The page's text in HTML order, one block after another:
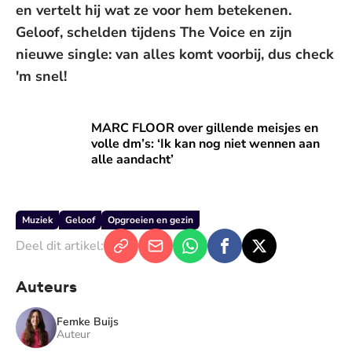
en vertelt hij wat ze voor hem betekenen.
Geloof, schelden tijdens The Voice en zijn
nieuwe single: van alles komt voorbij, dus check
'm snel!
MARC FLOOR over gillende meisjes en
volle dm’s: ‘Ik kan nog niet wennen aan
alle aandacht’
MARC FLOOR over gillende meisjes en volle dm’s: ‘Ik
Muziek Geloof Opgroeien en gezin
Deel dit artikel:
Auteurs
Femke Buijs
Auteur